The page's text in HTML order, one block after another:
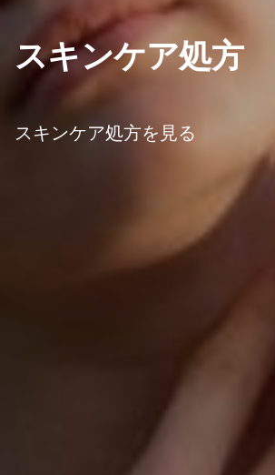
スキンケア処方
スキンケア処方を見る